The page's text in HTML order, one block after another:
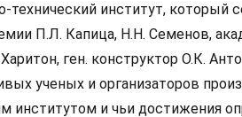
институт, который
П.Л. Капица, Н.Н. Семенов,
ген. конструктор О.К.
ученых и организаторов
институтом и чьи достижения